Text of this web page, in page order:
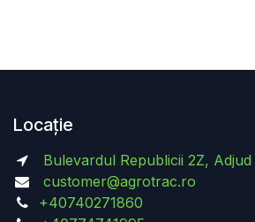
Locație
Bulevardul Republicii 2Z, Adjud
customer@agrotrac.ro
+40740271860